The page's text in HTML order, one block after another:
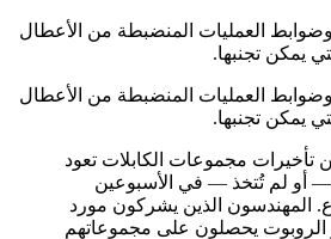
العمليات المنضبطة من الأعطال
يمكن تجنبها.
العمليات المنضبطة من الأعطال
يمكن تجنبها.
70% من تأخيرات مجموعات الكابلات تعود
— أو لم تُتخذ — في الأسبوعين
المهندسون الذين يشركون مورد
الروبوت يحصلون على مجموعاتهم